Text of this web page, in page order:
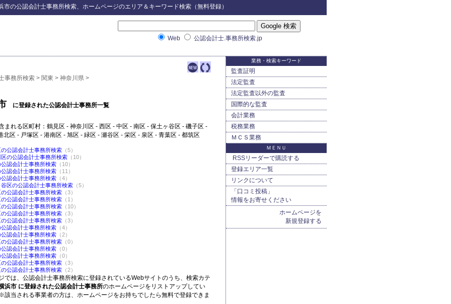
市の公認会計士事務所検索、ホームページのエリア＆キーワード検索（無料登録）
Web 公認会計士.事務所検索.jp
事務所検索 > 関東 > 神奈川県 >
に登録された公認会計士事務所一覧
まれる区町村：鶴見区 - 神奈川区 - 西区 - 中区 - 南区 - 保土ヶ谷区 - 磯子区 -
北区 - 戸塚区 - 港南区 - 旭区 - 緑区 - 瀬谷区 - 栄区 - 泉区 - 青葉区 - 都筑区
公認会計士事務所検索 （5）
の公認会計士事務所検索 （10）
認会計士事務所検索 （10）
認会計士事務所検索 （11）
認会計士事務所検索 （4）
区の公認会計士事務所検索 （5）
公認会計士事務所検索 （3）
公認会計士事務所検索 （1）
公認会計士事務所検索 （10）
の公認会計士事務所検索 （3）
公認会計士事務所検索 （3）
認会計士事務所検索 （4）
認会計士事務所検索 （2）
公認会計士事務所検索 （0）
認会計士事務所検索 （0）
認会計士事務所検索 （0）
公認会計士事務所検索 （3）
公認会計士事務所検索 （2）
では、公認会計士事務所検索に登録されているWebサイトのうち、検索カテ
浜市 に登録された公認会計士事務所のホームページをリストアップしてい
該当される事業者の方は、ホームページをお持ちでしたら無料で登録できま
業務・検索キーワード
監査証明
法定監査
法定監査以外の監査
国際的な監査
会計業務
税務業務
ＭＣＳ業務
ＭＥＮＵ
RSSリーダーで購読する
登録エリア一覧
リンクについて
「口コミ投稿」
情報をお寄せください
ホームページを
新規登録する